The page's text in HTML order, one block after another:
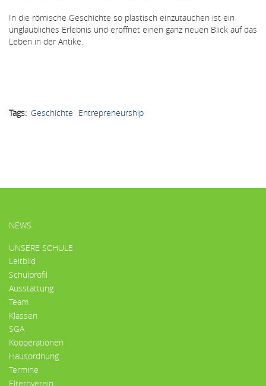
In die römische Geschichte so plastisch einzutauchen ist ein
unglaubliches Erlebnis und eröffnet einen ganz neuen Blick auf das
Leben in der Antike.
Tags Geschichte Entrepreneurship
HAUPTMENÜ
NEWS
UNSERE SCHULE
Leitbild
Schulprofil
Ausstattung
Team
Klassen
SGA
Kooperationen
Hausordnung
Termine
Elternverein